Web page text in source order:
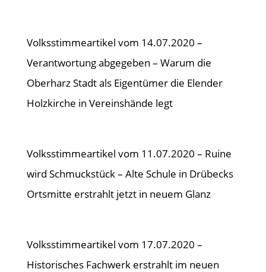
Volksstimmeartikel vom 14.07.2020 –
Verantwortung abgegeben – Warum die
Oberharz Stadt als Eigentümer die Elender
Holzkirche in Vereinshände legt
Volksstimmeartikel vom 11.07.2020 – Ruine
wird Schmuckstück – Alte Schule in Drübecks
Ortsmitte erstrahlt jetzt in neuem Glanz
Volksstimmeartikel vom 17.07.2020 –
Historisches Fachwerk erstrahlt im neuen